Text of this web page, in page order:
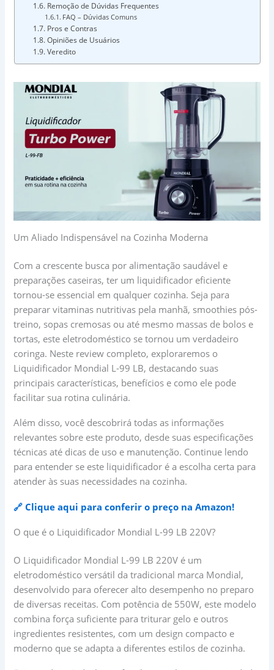
Remoção de Dúvidas Frequentes
FAQ – Dúvidas Comuns
Pros e Contras
Opiniões de Usuários
Veredito
Um Aliado Indispensável na Cozinha Moderna
Com a crescente busca por alimentação saudável e
preparações caseiras, ter um liquidificador eficiente
tornou-se essencial em qualquer cozinha. Seja para
preparar vitaminas nutritivas pela manhã, smoothies pós-
treino, sopas cremosas ou até mesmo massas de bolos e
tortas, este eletrodoméstico se tornou um verdadeiro
coringa. Neste review completo, exploraremos o
Liquidificador Mondial L-99 LB, destacando suas
principais características, benefícios e como ele pode
facilitar sua rotina culinária.
Além disso, você descobrirá todas as informações
relevantes sobre este produto, desde suas especificações
técnicas até dicas de uso e manutenção. Continue lendo
para entender se este liquidificador é a escolha certa para
atender às suas necessidades na cozinha.
🔗 Clique aqui para conferir o preço na Amazon!
O que é o Liquidificador Mondial L-99 LB 220V?
O Liquidificador Mondial L-99 LB 220V é um
eletrodoméstico versátil da tradicional marca Mondial,
desenvolvido para oferecer alto desempenho no preparo
de diversas receitas. Com potência de 550W, este modelo
combina força suficiente para triturar gelo e outros
ingredientes resistentes, com um design compacto e
moderno que se adapta a diferentes estilos de cozinha.